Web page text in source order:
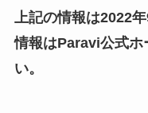
上記の情報は2022
情報はParavi公式ホ
い。